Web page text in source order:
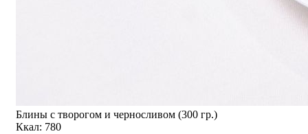
Блины с творогом и черносливом (300 гр.)
Ккал: 780